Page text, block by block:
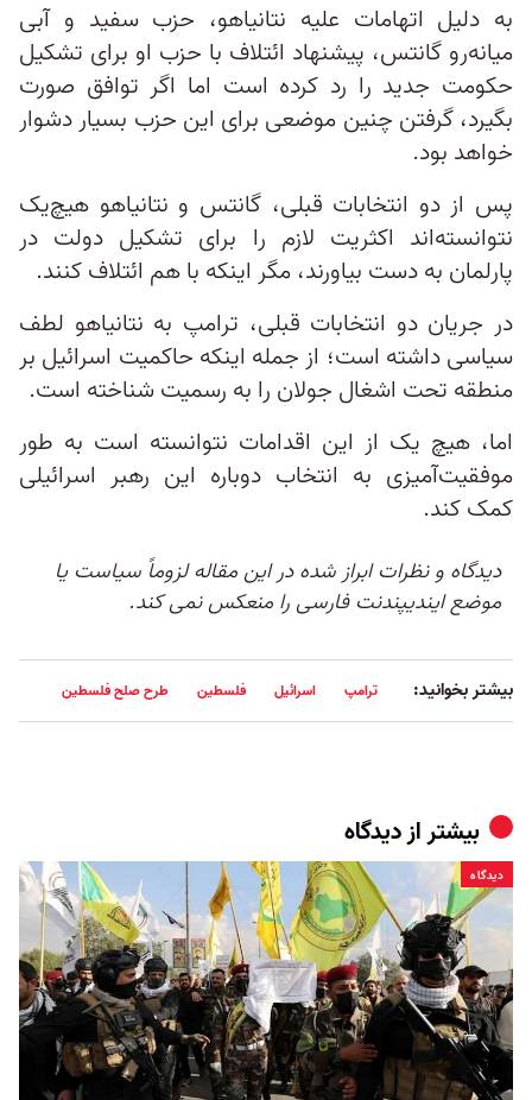
به دلیل اتهامات علیه نتانیاهو، حزب سفید و آبی
میانه‌رو گانتس، پیشنهاد ائتلاف با حزب او برای تشکیل
حکومت جدید را رد کرده است اما اگر توافق صورت
بگیرد، گرفتن چنین موضعی برای این حزب بسیار دشوار
خواهد بود.
پس از دو انتخابات قبلی، گانتس و نتانیاهو هیچ‌یک
نتوانسته‌اند اکثریت لازم را برای تشکیل دولت در
پارلمان به دست بیاورند، مگر اینکه با هم ائتلاف کنند.
در جریان دو انتخابات قبلی، ترامپ به نتانیاهو لطف
سیاسی داشته است؛ از جمله اینکه حاکمیت اسرائیل بر
منطقه تحت اشغال جولان را به رسمیت شناخته است.
اما، هیچ یک از این اقدامات نتوانسته است به طور
موفقیت‌آمیزی به انتخاب دوباره این رهبر اسرائیلی
کمک کند.
دیدگاه و نظرات ابراز شده در این مقاله لزوماً سیاست یا
موضع ایندیپندنت فارسی را منعکس نمی کند.
بیشتر بخوانید: ترامپ اسرائیل فلسطین طرح صلح فلسطین
بیشتر ازدیدگاه
دیدگاه